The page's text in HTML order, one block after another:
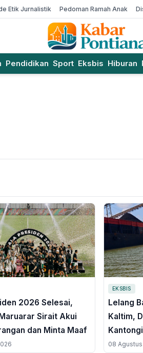
Etik Jurnalistik Pedoman Ramah Anak
Pendidikan Sport Eksbis Hiburan
2026 Selesai,
Sirait Akui
dan Minta Maaf
EKSBIS
Lelang
Kaltim,
08